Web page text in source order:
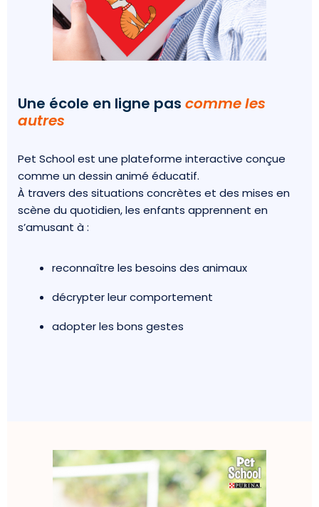
Une école en ligne pas comme les
autres
Pet School est une plateforme interactive conçue
comme un dessin animé éducatif.
À travers des situations concrètes et des mises en
scène du quotidien, les enfants apprennent en
s’amusant à :
reconnaître les besoins des animaux
décrypter leur comportement
adopter les bons gestes